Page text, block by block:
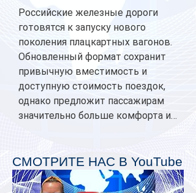
Российские железные дороги
готовятся к запуску нового
поколения плацкартных вагонов.
Обновленный формат сохранит
привычную вместимость и
доступную стоимость поездок,
однако предложит пассажирам
значительно больше комфорта и
планируется начать в 2027 году.
Одним из главных нововведений
станут индивидуальные шторки у
СМОТРИТЕ НАС В YouTube